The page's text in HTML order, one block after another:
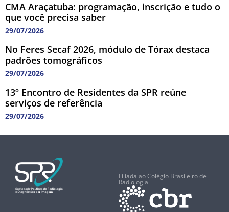
CMA Araçatuba: programação, inscrição e tudo o
que você precisa saber
29/07/2026
No Feres Secaf 2026, módulo de Tórax destaca
padrões tomográficos
29/07/2026
13º Encontro de Residentes da SPR reúne
serviços de referência
29/07/2026
Filiada ao Colégio Brasileiro de
Radiologia